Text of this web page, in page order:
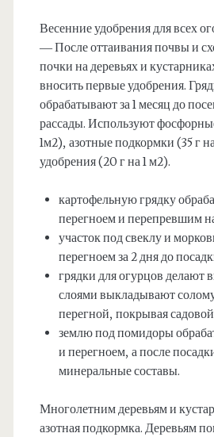
Весенние удобрения для всех
— После оттаивания почвы и
почки на деревьях и
вносить первые удобрения.
обрабатывают за 1 месяц до
рассады. Используют
1м2), азотные подкормки (35 г
удобрения (20 г на 1 м2).
картофельную грядку
перегноем и перепревшим
участок под свеклу и
перегноем за 2 дня до
грядки для огурцов делают
слоями выкладывают
перегной, покрывая
землю под помидоры
и перегноем, а после
минеральные составы.
Многолетним деревьям и
азотная подкормка. Деревьям